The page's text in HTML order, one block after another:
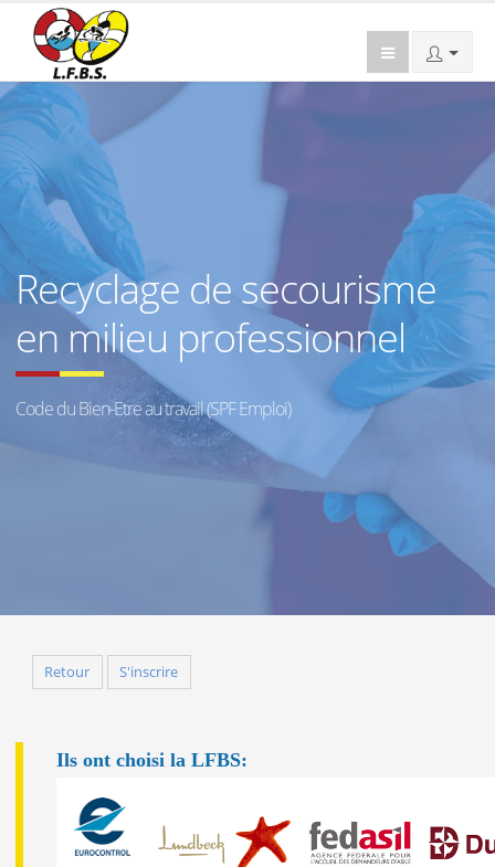
Recyclage de secourisme
en milieu professionnel
Code du Bien-Etre au travail (SPF Emploi)
Retour S'inscrire
Ils ont choisi la LFBS: